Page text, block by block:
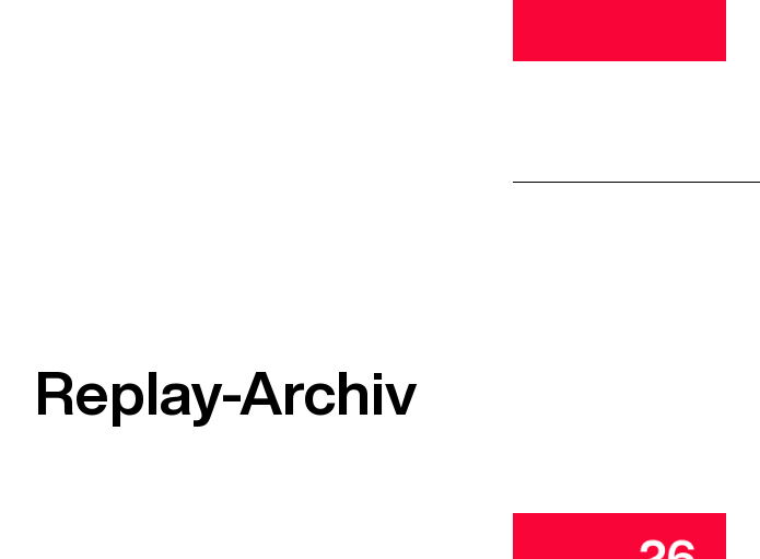
Replay-Archiv